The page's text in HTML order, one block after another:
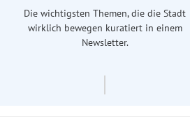
Die wichtigsten Themen, die die Stadt
wirklich bewegen kuratiert in einem
Newsletter.